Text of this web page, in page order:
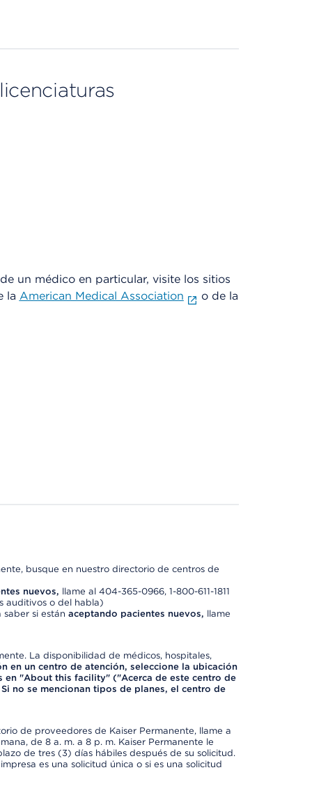
un médico en particular, visite los sitios
la American Medical Association
o de la
busque en nuestro directorio de centros de
nuevos, llame al 404-365-0966, 1-800-611-1811
auditivos o del habla)
si están aceptando pacientes nuevos, llame
La disponibilidad de médicos, hospitales,
en un centro de atención, seleccione la ubicación
"About this facility" ("Acerca de este centro de
no se mencionan tipos de planes, el centro de
de proveedores de Kaiser Permanente, llame a
de 8 a. m. a 8 p. m. Kaiser Permanente le
de tres (3) días hábiles después de su solicitud.
es una solicitud única o si es una solicitud